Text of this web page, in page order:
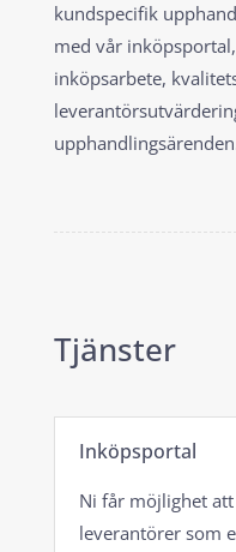
kundspecifik
med vår
inköpsarbete,
Tjänster
Inköpsportal
Ni får möjlighet
leverantörer som